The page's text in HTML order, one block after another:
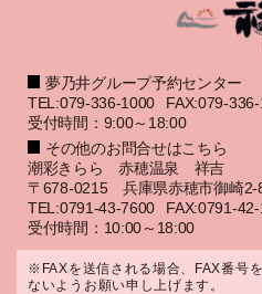
夢乃井グループ予約センター
TEL:079-336-1000
FAX:079-
受付時間：9:00～18:00
その他のお問合せはこちら
潮彩きらら 赤穂温泉 祥吉
〒678-0215 兵庫県赤穂市御崎2-
TEL:0791-43-7600
FAX:0791-42-
受付時間：10:00～18:00
※FAXを送信される場合、FAX番号
ないようお願い申し上げます。